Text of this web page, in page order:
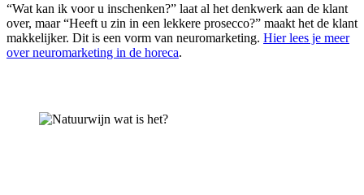
“Wat kan ik voor u inschenken?” laat al het denkwerk aan de klant
over, maar “Heeft u zin in een lekkere prosecco?” maakt het de klant
makkelijker. Dit is een vorm van neuromarketing. Hier lees je meer
over neuromarketing in de horeca.